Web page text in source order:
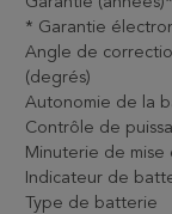
* Garantie
Angle de
(degrés)
Autonomie de la
Contrôle de
Minuterie de mise
Indicateur de
Type de batterie